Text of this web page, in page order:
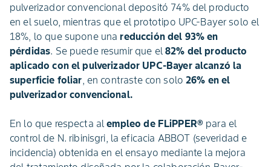
pulverizador convencional depositó 74% del producto
en el suelo, mientras que el prototipo UPC-Bayer solo el
18%, lo que supone unareducción del 93% en
pérdidas. Se puede resumir que el 82% del producto
aplicado con el pulverizador UPC-Bayer alcanzó la
superficie foliar , en contraste con solo26% en el
pulverizador convencional.
En lo que respecta alempleo de FLiPPER® para el
control de N. ribinisgri, la eficacia ABBOT (severidad e
incidencia) obtenida en el ensayo mediante la mejora